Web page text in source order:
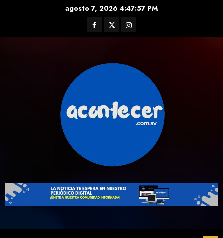
agosto 7, 2026 4:47:58 PM
Facebook
TwitterInstagram